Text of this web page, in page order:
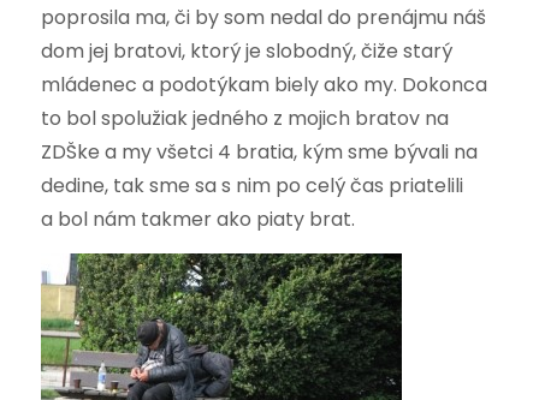
poprosila ma, či by som nedal do prenájmu náš
dom jej bratovi, ktorý je slobodný, čiže starý
mládenec a podotýkam biely ako my. Dokonca
to bol spolužiak jedného z mojich bratov na
ZDŠke a my všetci 4 bratia, kým sme bývali na
dedine, tak sme sa s nim po celý čas priatelili
a bol nám takmer ako piaty brat.